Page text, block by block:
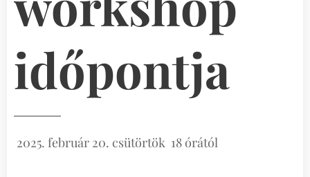
időpontja
2025. február 20. csütörtök 18 órától